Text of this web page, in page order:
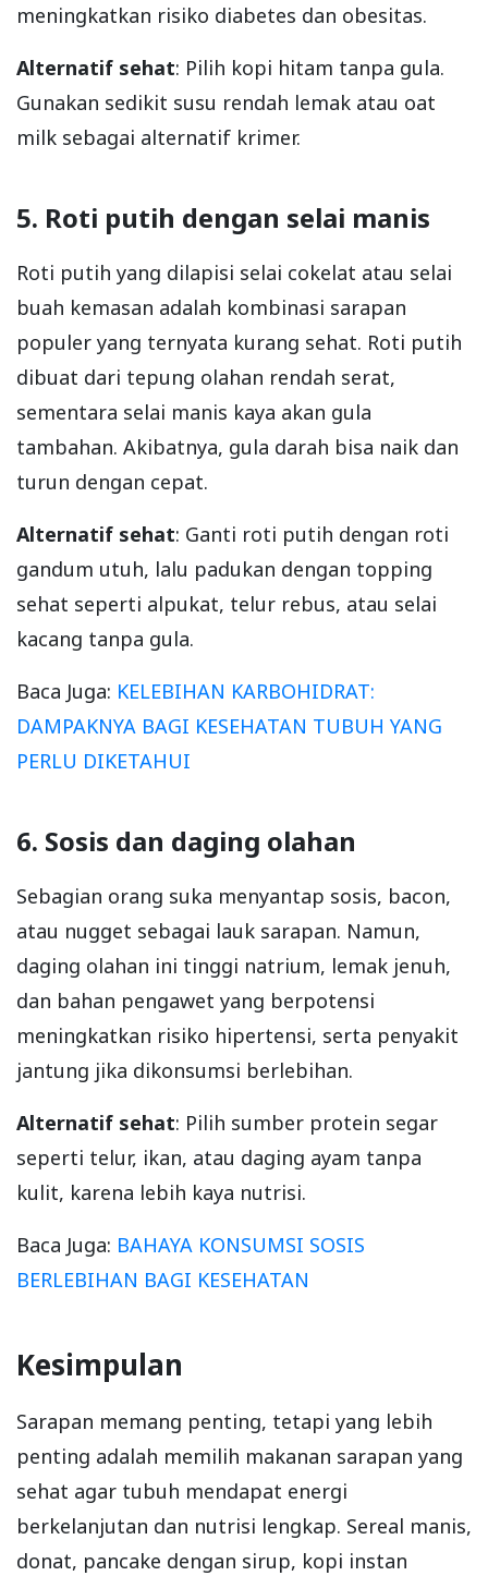
meningkatkan risiko diabetes dan obesitas.
Alternatif sehat: Pilih kopi hitam tanpa gula.
Gunakan sedikit susu rendah lemak atau oat
milk sebagai alternatif krimer.
5. Roti putih dengan selai manis
Roti putih yang dilapisi selai cokelat atau selai
buah kemasan adalah kombinasi sarapan
populer yang ternyata kurang sehat. Roti putih
dibuat dari tepung olahan rendah serat,
sementara selai manis kaya akan gula
tambahan. Akibatnya, gula darah bisa naik dan
turun dengan cepat.
Alternatif sehat: Ganti roti putih dengan roti
gandum utuh, lalu padukan dengan topping
sehat seperti alpukat, telur rebus, atau selai
kacang tanpa gula.
Baca Juga: KELEBIHAN KARBOHIDRAT:
DAMPAKNYA BAGI KESEHATAN TUBUH YANG
PERLU DIKETAHUI
6. Sosis dan daging olahan
Sebagian orang suka menyantap sosis, bacon,
atau nugget sebagai lauk sarapan. Namun,
daging olahan ini tinggi natrium, lemak jenuh,
dan bahan pengawet yang berpotensi
meningkatkan risiko hipertensi, serta penyakit
jantung jika dikonsumsi berlebihan.
Alternatif sehat: Pilih sumber protein segar
seperti telur, ikan, atau daging ayam tanpa
kulit, karena lebih kaya nutrisi.
Baca Juga: BAHAYA KONSUMSI SOSIS
BERLEBIHAN BAGI KESEHATAN
Kesimpulan
Sarapan memang penting, tetapi yang lebih
penting adalah memilih makanan sarapan yang
sehat agar tubuh mendapat energi
berkelanjutan dan nutrisi lengkap. Sereal manis,
donat, pancake dengan sirup, kopi instan